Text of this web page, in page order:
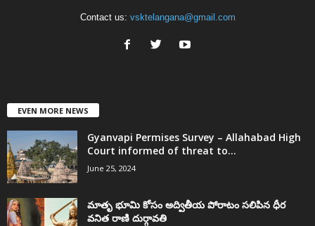
Contact us: vsktelangana@gmail.com
EVEN MORE NEWS
Gyanvapi Permises Survey – Allahabad High
Court informed of threat to...
June 25, 2024
మాతృ భూమి కోసం అద్వితీయ పోరాటం సలిపిన ధీర
వనిత రాణి దుర్గావతి